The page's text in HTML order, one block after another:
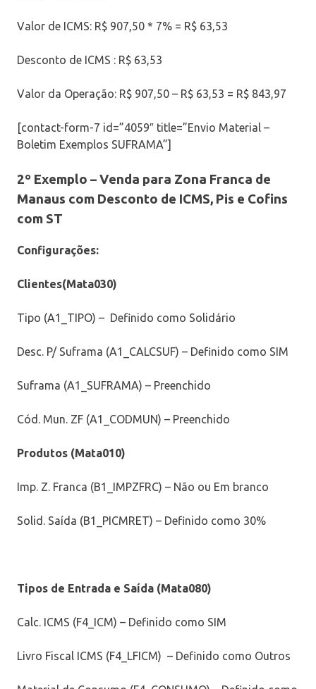
Valor de ICMS: R$ 907,50 * 7% = R$ 63,53
Desconto de ICMS : R$ 63,53
Valor da Operação: R$ 907,50 – R$ 63,53 = R$ 843,97
[contact-form-7 id=”4059″ title=”Envio Material –
Boletim Exemplos SUFRAMA”]
2º Exemplo –Venda para Zona Franca de
Manaus com Desconto de ICMS, Pis e Cofins
com ST
Configurações:
Clientes(Mata030)
Tipo (A1_TIPO) – Definido como Solidário
Desc. P/ Suframa (A1_CALCSUF) – Definido como SIM
Suframa (A1_SUFRAMA) – Preenchido
Cód. Mun. ZF (A1_CODMUN) – Preenchido
Produtos (Mata010)
Imp. Z. Franca (B1_IMPZFRC) – Não ou Em branco
Solid. Saída (B1_PICMRET) – Definido como 30%
Tipos de Entrada e Saída (Mata080)
Calc. ICMS (F4_ICM) – Definido como SIM
Livro Fiscal ICMS (F4_LFICM) – Definido como Outros